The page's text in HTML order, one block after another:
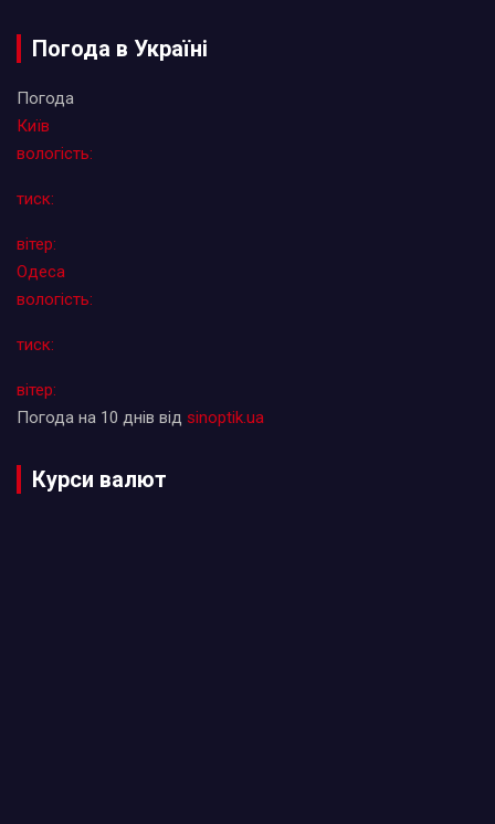
Погода в Україні
Погода
Київ
вологість:
тиск:
вітер:
Одеса
вологість:
тиск:
вітер:
Погода на 10 днів від sinoptik.ua
Курси валют